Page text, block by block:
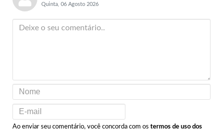
Quinta, 06 Agosto 2026
Ao enviar seu comentário, você concorda com os termos de uso dos